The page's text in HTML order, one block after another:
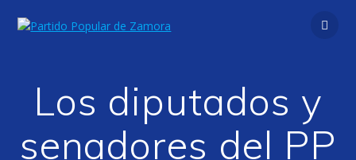
Los diputados y
senadores del PP